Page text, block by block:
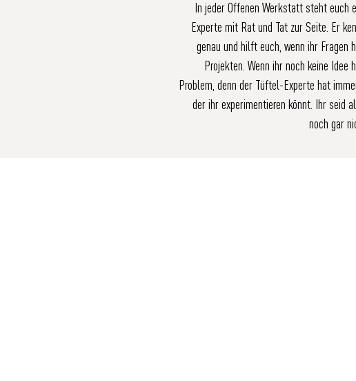
In jeder Offenen Werkstatt steht euch
Experte mit Rat und Tat zur Seite. Er
genau und hilft euch, wenn ihr Fragen
Projekten. Wenn ihr noch keine
Problem, denn der Tüftel-Experte hat
der ihr experimentieren könnt. Ihr seid
noch gar